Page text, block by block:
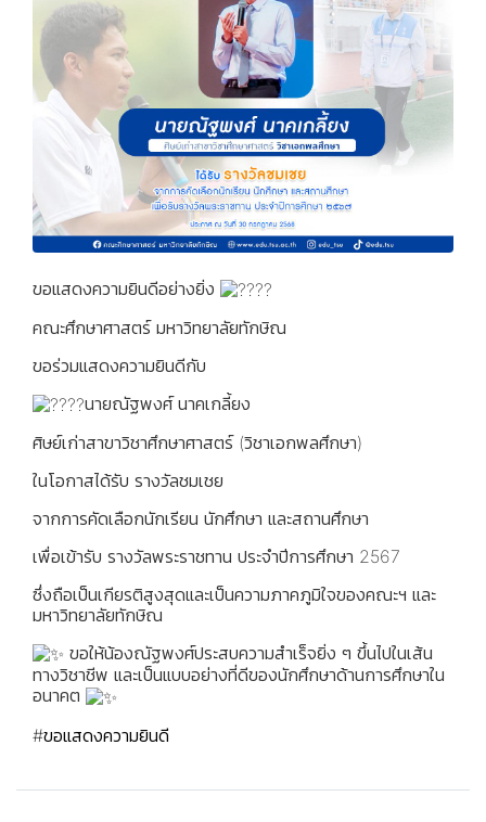
ขอแสดงความยินดีอย่างยิ่ง
คณะศึกษาศาสตร์ มหาวิทยาลัยทักษิณ
ขอร่วมแสดงความยินดีกับ
นายณัฐพงศ์ นาคเกลี้ยง
ศิษย์เก่าสาขาวิชาศึกษาศาสตร์ (วิชาเอกพลศึกษา)
ในโอกาสได้รับ รางวัลชมเชย
จากการคัดเลือกนักเรียน นักศึกษา และสถานศึกษา
เพื่อเข้ารับ รางวัลพระราชทาน ประจำปีการศึกษา 2567
ซึ่งถือเป็นเกียรติสูงสุดและเป็นความภาคภูมิใจของคณะฯ และ
มหาวิทยาลัยทักษิณ
ขอให้น้องณัฐพงศ์ประสบความสำเร็จยิ่ง ๆ ขึ้นไปในเส้น
ทางวิชาชีพ และเป็นแบบอย่างที่ดีของนักศึกษาด้านการศึกษาใน
อนาคต
#ขอแสดงความยินดี